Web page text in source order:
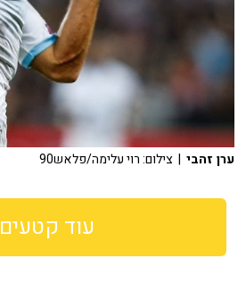
ערן זהבי | צילום: רוי עלימה/פלאש90
עוד קטעים